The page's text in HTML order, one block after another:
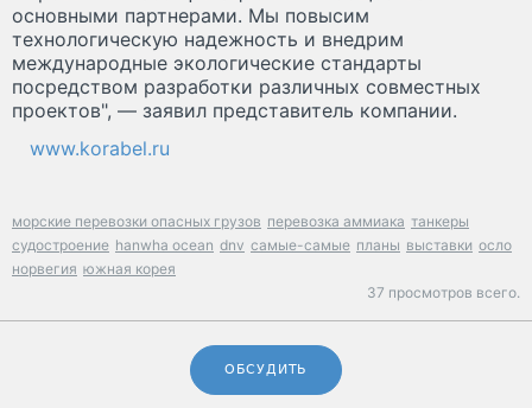
основными партнерами. Мы повысим
технологическую надежность и внедрим
международные экологические стандарты
посредством разработки различных совместных
проектов", — заявил представитель компании.
www.korabel.ru
морские перевозки опасных грузов перевозка аммиака танкеры
судостроение hanwha ocean dnv самые-самые планы выставки осло
норвегия южная корея
37 просмотров всего.
ОБСУДИТЬ